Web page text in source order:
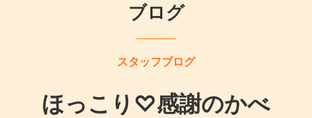
ブログ
スタッフブログ
ほっこり♡感謝のかべ